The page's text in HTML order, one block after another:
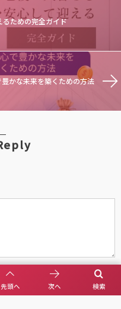
ための完全ガイド
かな未来を築くための方法
mail (公開されません)
検索
先頭へ 次へ